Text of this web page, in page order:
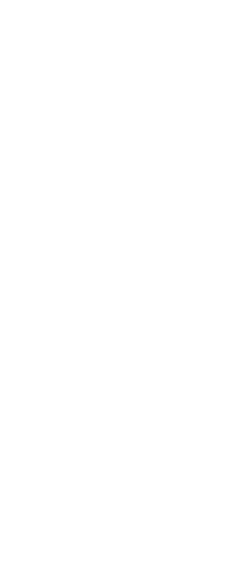
VERONA
TO SEE MORE OPTIONS